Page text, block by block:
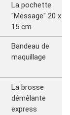
La pochette
"Message" 20 x
15 cm
Bandeau de
maquillage
La brosse
démêlante
express